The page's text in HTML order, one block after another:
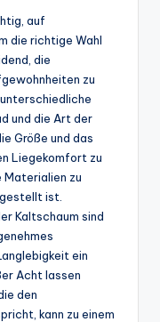
auf
die richtige Wahl
die
zu
und die Art der
Größe und das
Liegekomfort zu
Materialien zu
ist.
Kaltschaum sind
ein
Acht lassen
den
kann zu einem